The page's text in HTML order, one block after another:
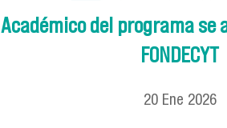
Académico del programa se
FONDECYT
20 Ene 2026